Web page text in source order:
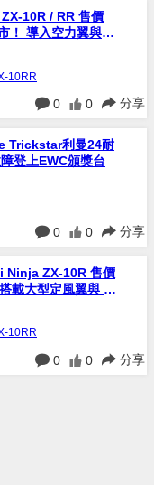
10R / RR 售價
！ 導入空力翼與
10RR
0 0 分享
Trickstar利曼24耐
登上EWC頒獎台
0 0 分享
Ninja ZX-10R 售價
載大型定風翼與 5
10RR
0 0 分享